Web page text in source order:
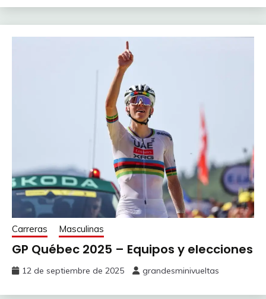
Carreras Masculinas
GP Québec 2025 – Equipos y elecciones
12 de septiembre de 2025 grandesminivueltas